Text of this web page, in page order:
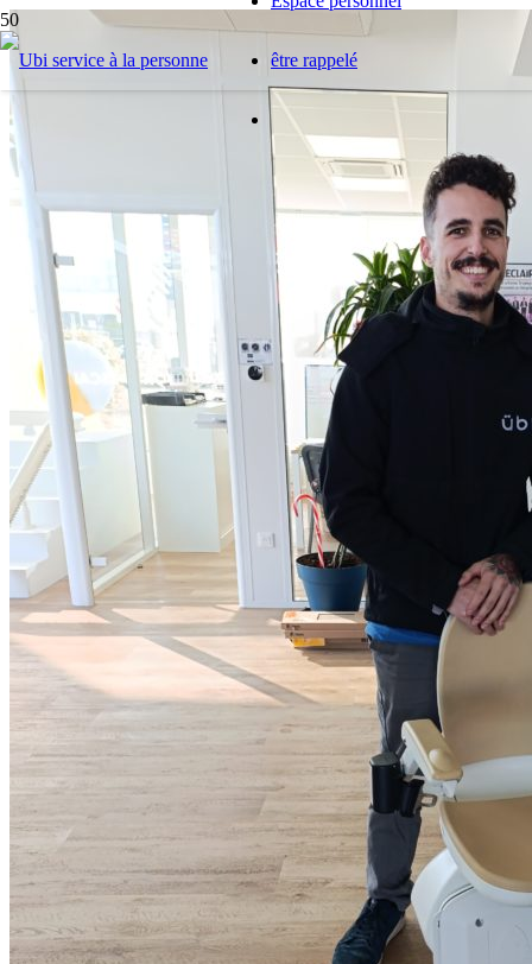
être rappelé